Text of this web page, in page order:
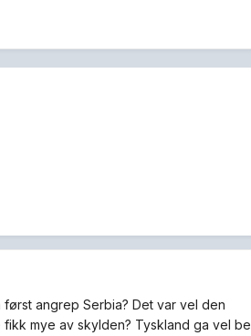
angrep Serbia? Det var vel den
mye av skylden? Tyskland ga vel